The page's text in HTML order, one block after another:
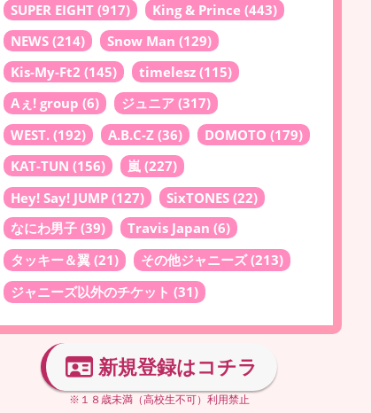
SUPER EIGHT (917) King & Prince (443)
NEWS (214) Snow Man (129)
Kis-My-Ft2 (145) timelesz (115)
Aぇ! group (6) ジュニア (317)
WEST. (192) A.B.C-Z (36) DOMOTO (179)
KAT-TUN (156) 嵐 (227)
Hey! Say! JUMP (127) SixTONES (22)
なにわ男子 (39) Travis Japan (6)
タッキー＆翼 (21) その他ジャニーズ(213)
ジャニーズ以外のチケット (31)
新規登録はコチラ
※１８歳未満（高校生不可）利用禁止